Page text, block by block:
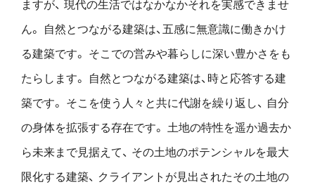
ますが、 現代の生活ではなかなかそれを実感できませ
ん。
自然とつながる建築は、五感に無意識に働きかけ
る建築です。 そこでの営みや暮らしに深い豊かさをも
たらします。
自然とつながる建築は、時と応答する建
築です。 そこを使う人々と共に代謝を繰り返し、 自分
の身体を拡張する存在です。 土地の特性を遥か過去か
ら未来まで見据えて、 その土地のポテンシャルを最大
限化する建築、 クライアントが見出されたその土地の